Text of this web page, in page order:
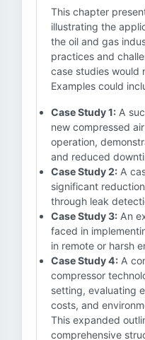
This chapter
illustrating the
the oil and gas
practices and
case studies would
Examples could
Case Study 1: A
new compressed
operation,
and reduced
Case Study 2: A
significant
through leak
Case Study 3: An
faced in
in remote or harsh
Case Study 4: A
compressor
setting, evaluating
costs, and
This expanded
comprehensive